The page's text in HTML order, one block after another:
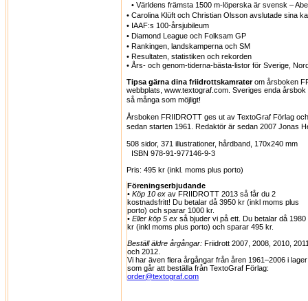
• Världens främsta 1500 m-löperska är svensk –
• Carolina Klüft och Christian Olsson avslutade sina
• IAAF:s 100-årsjubileum
• Diamond League och Folksam GP
• Rankingen, landskamperna och SM
• Resultaten, statistiken och rekorden
• Års- och genom-tiderna-bästa-listor för Sverige,
Tipsa gärna dina friidrottskamraterom årsboken
webbplats, www.textograf.com. Sveriges enda
så många som möjligt!
Årsboken FRIIDROTT ges ut av TextoGraf Förlag
sedan starten 1961. Redaktör är sedan 2007
508 sidor, 371 illustrationer, hårdband, 170x240 mm
ISBN 978-91-977146-9-3
Pris: 495 kr (inkl. moms plus porto)
Föreningserbjudande
• Köp 10 ex av FRIIDROTT 2013 så får du 2
kostnadsfritt! Du betalar då 3950 kr (inkl moms plus
porto) och sparar 1000 kr.
• Eller köp 5 ex så bjuder vi på ett. Du betalar då 1980
kr (inkl moms plus porto) och sparar 495 kr.
Beställ äldre årgångar: Friidrott 2007, 2008, 2010,
och 2012.
Vi har även flera årgångar från åren 1961–2006 i lager
som går att beställa från TextoGraf Förlag:
order@textograf.com